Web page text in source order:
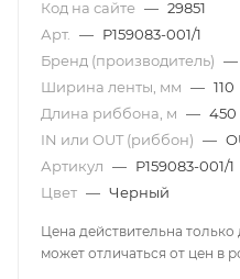
Код на сайте — 29851
Арт.
— P159083-001/1
Бренд (производитель) —
Ширина ленты, мм — 110
Длина риббона, м — 450
IN или OUT (риббон) —
Артикул — P159083-001/1
Цвет — Черный
Цена действительна
может отличаться от цен в